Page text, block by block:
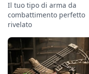
Il tuo tipo di arma da
combattimento perfetto
rivelato